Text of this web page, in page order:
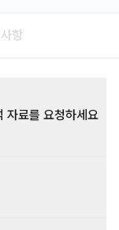
항
자료를 요청하세요